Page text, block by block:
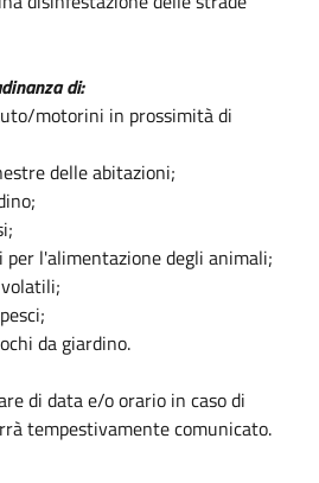
di:
motorini in prossimità di
delle abitazioni;
l'alimentazione degli animali;
da giardino.
di data e/o orario in caso di
tempestivamente comunicato.